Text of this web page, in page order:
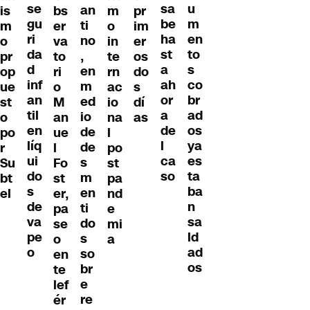
is
m
o
pr
op
ue
st
o
po
r
Su
bt
el
se
gu
ri
da
d
inf
an
til
en
líq
ui
do
s
de
va
pe
o
bs
er
va
to
ri
o
M
an
ue
l
Fo
st
er,
pa
se
o
en
te
lef
ér
an
ti
no
,
en
m
ed
io
de
de
s
m
en
ti
do
s
so
br
e
re
m
o
in
te
rn
ac
io
na
l
po
st
pa
nd
e
mi
a
pr
im
er
os
do
s
dí
as
sa
be
ha
st
a
ah
or
a
de
l
ca
so
u
m
en
to
s
co
br
ad
os
ya
es
ta
ba
n
sa
ld
ad
os